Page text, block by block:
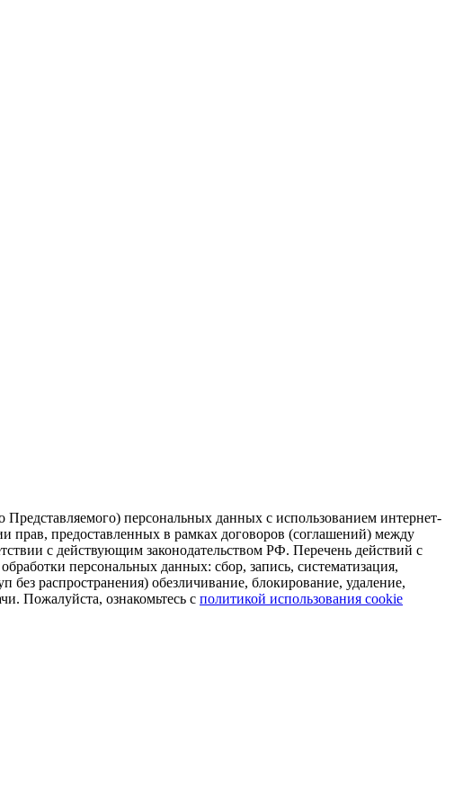
персональных данных с использованием интернет-
прав, предоставленных в рамках договоров (соглашений) между
с действующим законодательством РФ. Перечень действий с
персональных данных: сбор, запись, систематизация,
без распространения) обезличивание, блокирование, удаление,
Пожалуйста, ознакомьтесь с политикой использования cookie